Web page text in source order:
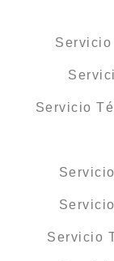
Servicio
Servicio